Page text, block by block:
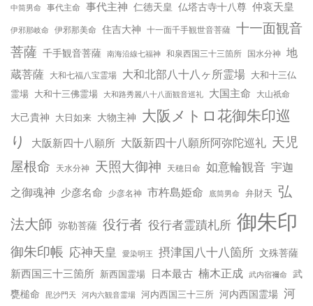
中筒男命 事代主命 事代主神 仁徳天皇 仏塔古寺十八尊 仲哀天皇
伊邪那岐命 伊邪那美命 住吉大神 十一面千手観世音菩薩 十一面観音
菩薩 千手観音菩薩 南海沿線七福神 和泉西国三十三箇所 国水分神 地
蔵菩薩
大和七福八宝霊場 大和北部八十八ヶ所霊場 大和十三仏
霊場 大和十三佛霊場 大和路秀麗八十八面観音巡礼 大国主命 大山祇命
大己貴神 大日如来 大物主神 大阪メトロ花御朱印巡
り
大阪新四十八願所 大阪新四十八願所阿弥陀巡礼 天児
屋根命
天水分神 天照大御神 天穂日命 如意輪観音 宇迦
之御魂神 少彦名命 少彦名神 市杵島姫命 底筒男命 弁財天 弘
法大師 弥勒菩薩 役行者 役行者霊蹟札所 御朱印
御朱印帳 応神天皇 愛染明王 摂津国八十八箇所 文殊菩薩
新西国三十三箇所 新西国霊場 日本最古 楠木正成 武内宿禰命
武
甕槌命
毘沙門天 河内六観音霊場 河内西国三十三所 河内西国霊場 河